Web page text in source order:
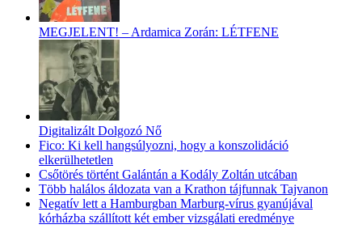
MEGJELENT! – Ardamica Zorán: LÉTFENE
Digitalizált Dolgozó Nő
Fico: Ki kell hangsúlyozni, hogy a konszolidáció
elkerülhetetlen
Csőtörés történt Galántán a Kodály Zoltán utcában
Több halálos áldozata van a Krathon tájfunnak Tajvanon
Negatív lett a Hamburgban Marburg-vírus gyanújával
kórházba szállított két ember vizsgálati eredménye